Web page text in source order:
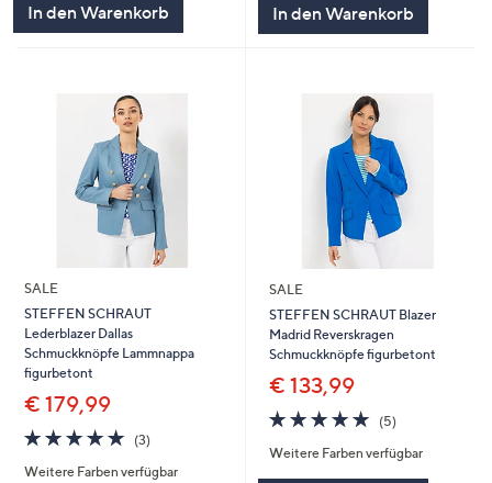
In den Warenkorb In den Warenkorb
SALE
STEFFEN SCHRAUT
Lederblazer Dallas
Schmuckknöpfe Lammnappa
figurbetont
€ 179,99
5.0
von
5
(3)3
Weitere Farben verfügbar
SALE
STEFFEN SCHRAUT Blazer
Madrid Reverskragen
Schmuckknöpfe figurbetont
€ 133,99
5.0
von
5
(5)5
Weitere Farben verfügbar